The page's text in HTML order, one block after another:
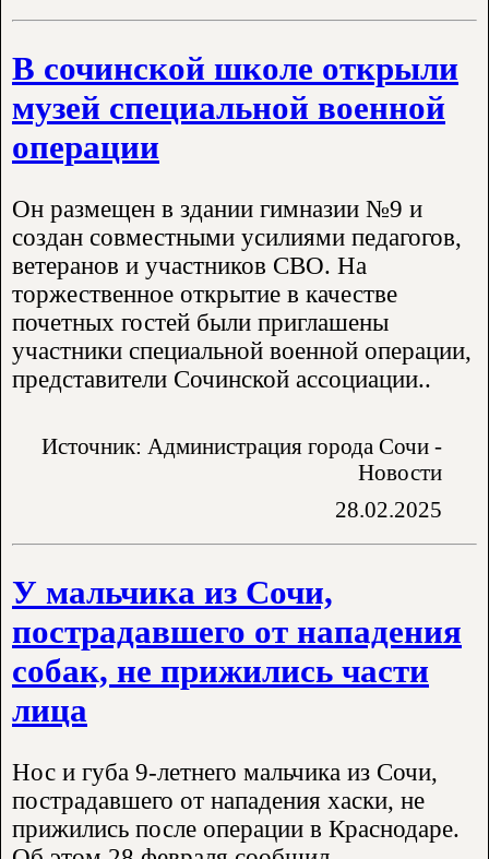
В сочинской школе открыли
музей специальной военной
операции
Он размещен в здании гимназии №9 и
создан совместными усилиями педагогов,
ветеранов и участников СВО. На
торжественное открытие в качестве
почетных гостей были приглашены
участники специальной военной операции,
представители Сочинской ассоциации..
Источник: Администрация города Сочи -
Новости
28.02.2025
У мальчика из Сочи,
пострадавшего от нападения
собак, не прижились части
лица
Нос и губа 9-летнего мальчика из Сочи,
пострадавшего от нападения хаски, не
прижились после операции в Краснодаре.